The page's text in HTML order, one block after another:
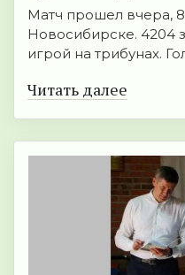
Матч прошел вчера, 8
Новосибирске. 4204
игрой на трибунах.
Читать далее